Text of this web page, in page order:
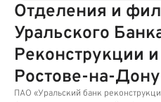
Отделения и
Уральского
Реконструкции
Ростове-на-Дону
ПАО «Уральский банк